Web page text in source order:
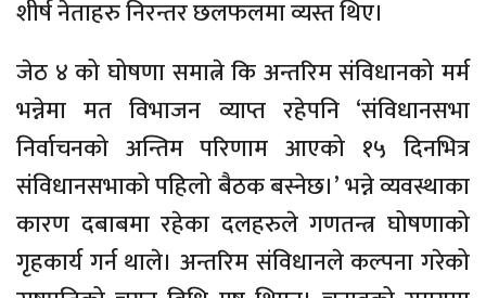
शीर्ष नेताहरु निरन्तर छलफलमा व्यस्त थिए।
जेठ ४ को घोषणा समात्ने कि अन्तरिम संविधानको मर्म
भन्नेमा मत विभाजन व्याप्त रहेपनि ‘संविधानसभा
निर्वाचनको अन्तिम परिणाम आएको १५ दिनभित्र
संविधानसभाको पहिलो बैठक बस्नेछ।’ भन्ने व्यवस्थाका
कारण दबाबमा रहेका दलहरुले गणतन्त्र घोषणाको
गृहकार्य गर्न थाले। अन्तरिम संविधानले कल्पना गरेको